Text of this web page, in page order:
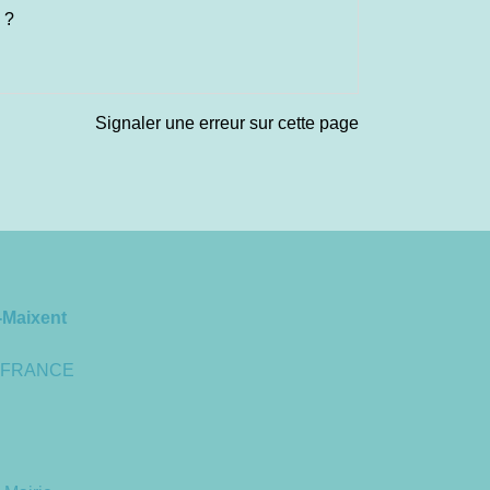
?
Signaler une erreur sur cette page